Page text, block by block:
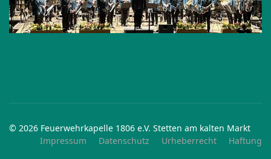
© 2026 Feuerwehrkapelle 1806 e.V. Stetten am kalten Markt
Impressum
Datenschutz Urheberrecht Haftung